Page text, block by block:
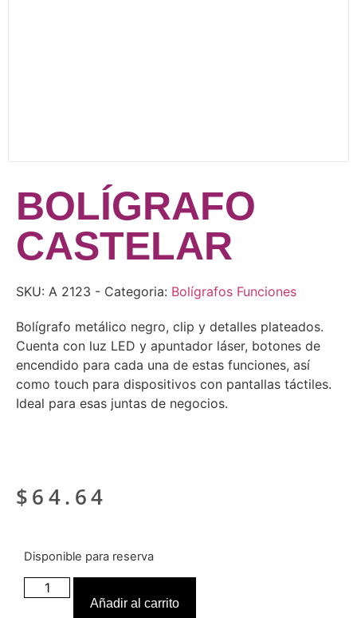
BOLÍGRAFO
CASTELAR
SKU: A 2123 - Categoria: Bolígrafos Funciones
Bolígrafo metálico negro, clip y detalles plateados.
Cuenta con luz LED y apuntador láser, botones de
encendido para cada una de estas funciones, así
como touch para dispositivos con pantallas táctiles.
Ideal para esas juntas de negocios.
$64.64
Disponible para reserva
Añadir al carrito